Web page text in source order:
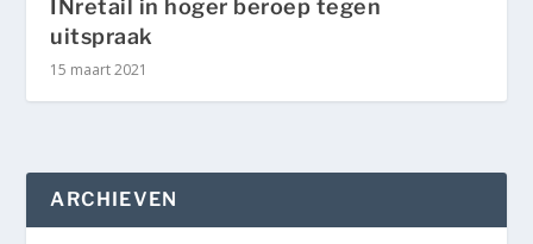
INretail in hoger beroep tegen
uitspraak
15 maart 2021
ARCHIEVEN